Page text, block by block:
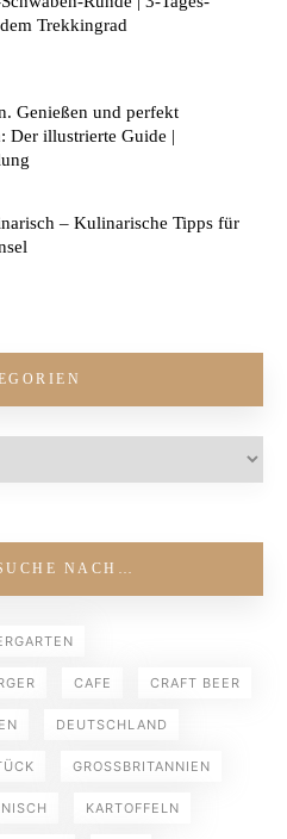
Trekkingrad
Genießen und perfekt
Der illustrierte Guide |
– Kulinarische Tipps für
NACH…
CAFE CRAFT BEER
DEUTSCHLAND
GROSSBRITANNIEN
KARTOFFELN